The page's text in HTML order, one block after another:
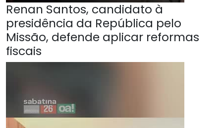
Renan Santos, candidato à
presidência da República pelo
Missão, defende aplicar reformas
fiscais